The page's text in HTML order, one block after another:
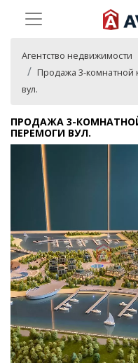
Агентство недвижимости
Продажа 3-
вул.
ПРОДАЖА 3-
ПЕРЕМОГИ ВУЛ.